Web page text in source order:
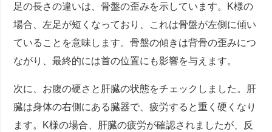
足の長さの違いは、骨盤の歪みを示しています。K様の
場合、左足が短くなっており、これは骨盤が左側に傾い
ていることを意味します。骨盤の傾きは背骨の歪みにつ
ながり、最終的には首の位置にも影響を与えます。
次に、お腹の硬さと肝臓の状態をチェックしました。肝
臓は身体の右側にある臓器で、疲労すると重く硬くなり
ます。K様の場合、肝臓の疲労が確認されましたが、反